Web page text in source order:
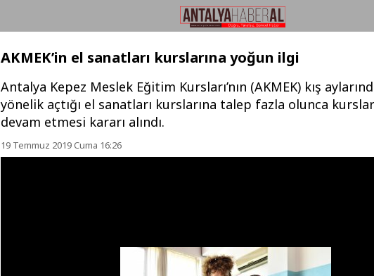
AKMEK’in el sanatları kurslarına yoğun ilgi
Antalya Kepez Meslek Eğitim Kursları’nın (AKMEK) kış
yönelik açtığı el sanatları kurslarına talep fazla olunca
devam etmesi kararı alındı.
19 Temmuz 2019 Cuma 16:26